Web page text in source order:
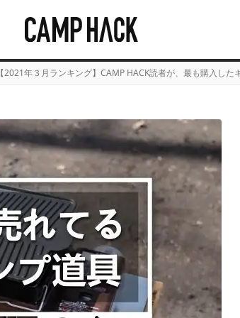
【2021年３月ランキング】CAMP HACK読者が、最も購入した